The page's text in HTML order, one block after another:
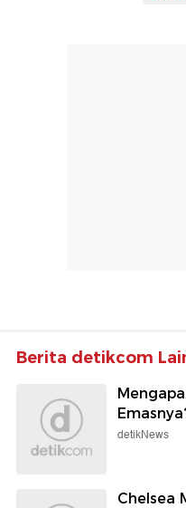
Berita detikcom
detikNews
Chelsea